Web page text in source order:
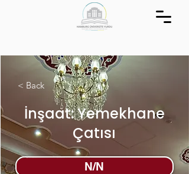
< Back
İnşaat: Yemekhane
Çatısı
N/N